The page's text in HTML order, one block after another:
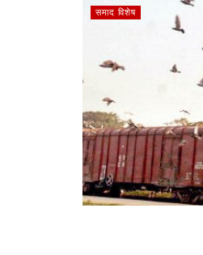
समाद विशेष